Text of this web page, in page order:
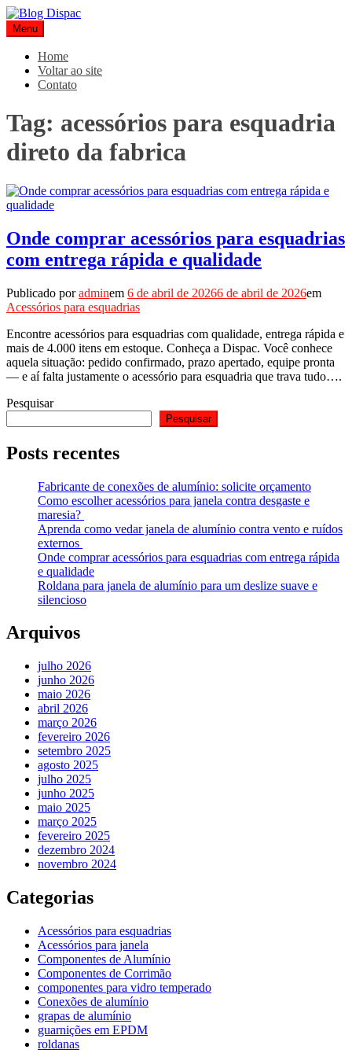
Pular
para
o
conteúdo
Blog Dispac
Soluções completas em ferros e esquadrias
Menu
Home
Voltar ao site
Contato
Tag: acessórios para esquadria
direto da fabrica
Onde comprar acessórios para esquadrias
com entrega rápida e qualidade
Publicado poradminem 6 de abril de 20266 de abril de 2026em
Acessórios para esquadrias
Encontre acessórios para esquadrias com qualidade, entrega rápida e
mais de 4.000 itens em estoque. Conheça a Dispac. Você conhece
aquela situação: pedido confirmado, prazo apertado, equipe pronta
— e aí falta justamente o acessório para esquadria que trava tudo….
Pesquisar
Pesquisar
Posts recentes
Fabricante de conexões de alumínio: solicite orçamento
Como escolher acessórios para janela contra desgaste e
maresia?
Aprenda como vedar janela de alumínio contra vento e ruídos
externos
Onde comprar acessórios para esquadrias com entrega rápida
e qualidade
Roldana para janela de alumínio para um deslize suave e
silencioso
Arquivos
julho 2026
junho 2026
maio 2026
abril 2026
março 2026
fevereiro 2026
setembro 2025
agosto 2025
julho 2025
junho 2025
maio 2025
março 2025
fevereiro 2025
dezembro 2024
novembro 2024
Categorias
Acessórios para esquadrias
Acessórios para janela
Componentes de Alumínio
Componentes de Corrimão
componentes para vidro temperado
Conexões de alumínio
grapas de alumínio
guarnições em EPDM
roldanas